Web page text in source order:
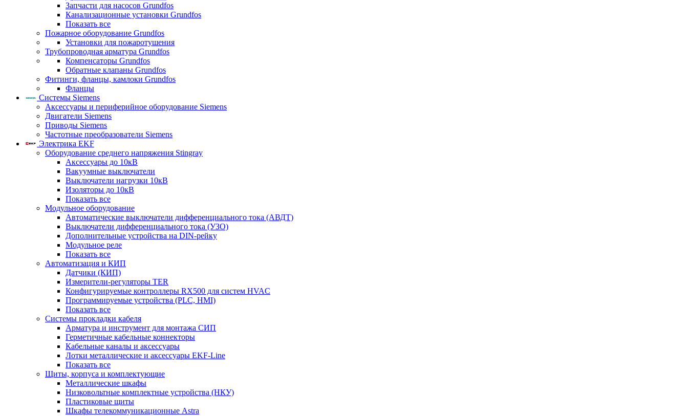
Запчасти для насосов Grundfos
Канализационные установки Grundfos
Показать все
Пожарное оборудование Grundfos
Установки для пожаротушения
Трубопроводная арматура Grundfos
Компенсаторы Grundfos
Обратные клапаны Grundfos
Фитинги, фланцы, камлоки Grundfos
Фланцы
Системы Siemens
Аксессуары и периферийное оборудование Siemens
Двигатели Siemens
Приводы Siemens
Частотные преобразователи Siemens
Электрика EKF
Оборудование среднего напряжения Stingray
Аксессуары до 10кВ
Вакуумные выключатели
Выключатели нагрузки 10кВ
Изоляторы до 10кВ
Показать все
Модульное оборудование
Автоматические выключатели дифференциального тока (АВДТ)
Выключатели дифференциального тока (УЗО)
Дополнительные устройства на DIN-рейку
Модульное реле
Показать все
Автоматизация и КИП
Датчики (КИП)
Измерители-регуляторы TER
Конфигурируемые контроллеры RX500 для систем HVAC
Программируемые устройства (PLC, HMI)
Показать все
Системы прокладки кабеля
Арматура и инструмент для монтажа СИП
Герметичные кабельные коннекторы
Кабельные каналы и аксессуары
Лотки металлические и аксессуары EKF-Line
Показать все
Щиты, корпуса и комплектующие
Металлические шкафы
Низковольтные комплектные устройства (НКУ)
Пластиковые щиты
Шкафы телекоммуникационные Astra